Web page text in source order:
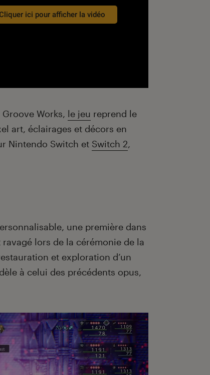
ici pour afficher la vidéo
Works, le jeu reprend le
art, éclairages et décors en
Nintendo Switch et Switch 2,
une première dans
lors de la cérémonie de la
et exploration d’un
à celui des précédents opus,